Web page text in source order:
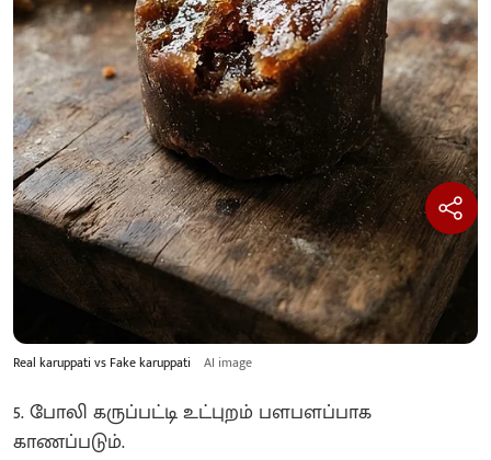
Real karuppati vs Fake karuppati AI image
5. போலி கருப்பட்டி உட்புறம் பளபளப்பாக
காணப்படும்.